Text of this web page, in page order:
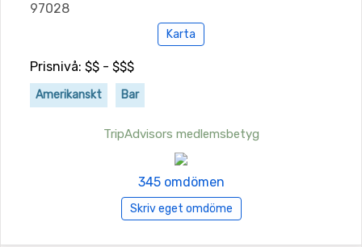
97028
Karta
Prisnivå: $$ - $$$
Amerikanskt Bar
TripAdvisors medlemsbetyg
345 omdömen
Skriv eget omdöme